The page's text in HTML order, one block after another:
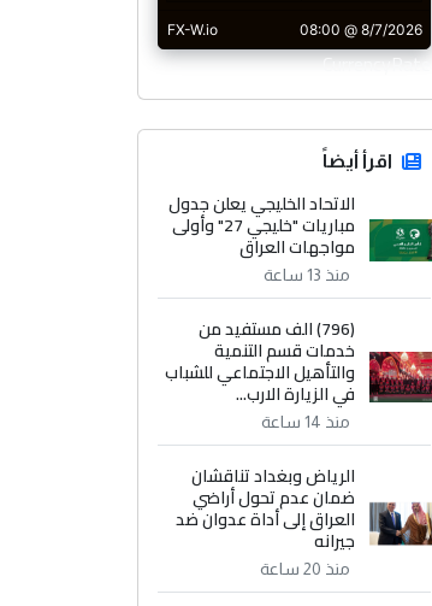
CurrencyRate
اقرأ أيضاً
الاتحاد الخليجي يعلن جدول
مباريات "خليجي 27" وأولى
مواجهات العراق
منذ 13 ساعة
(796) الف مستفيد من
خدمات قسم التنمية
والتأهيل الاجتماعي للشباب
في الزيارة الارب...
منذ 14 ساعة
الرياض وبغداد تناقشان
ضمان عدم تحول أراضي
العراق إلى أداة عدوان ضد
جيرانه
منذ 20 ساعة